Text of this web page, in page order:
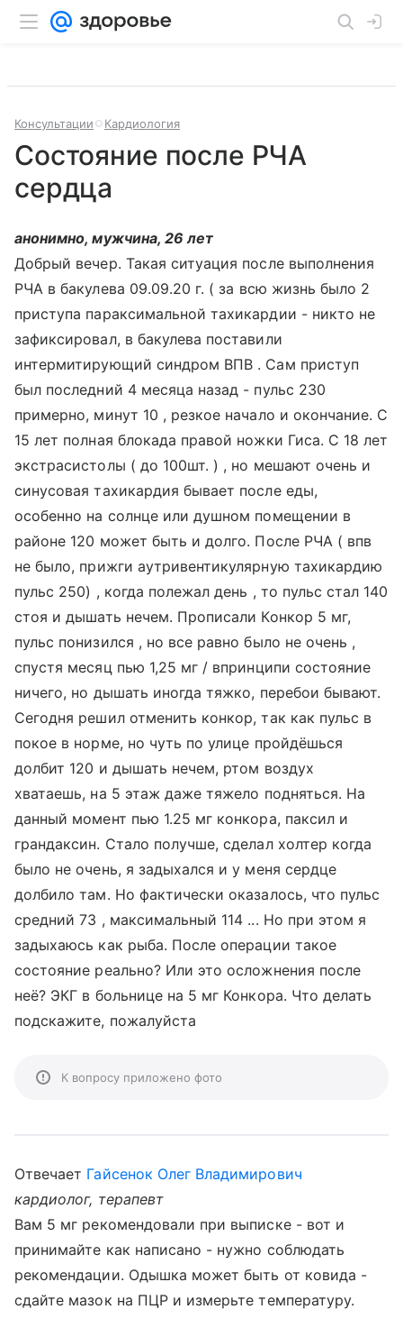
Консультации Кардиология
Состояние после РЧА
сердца
анонимно, мужчина, 26 лет
Добрый вечер. Такая ситуация после выполнения
РЧА в бакулева 09.09.20 г. ( за всю жизнь было 2
приступа параксимальной тахикардии - никто не
зафиксировал, в бакулева поставили
интермитирующий синдром ВПВ . Сам приступ
был последний 4 месяца назад - пульс 230
примерно, минут 10 , резкое начало и окончание. С
15 лет полная блокада правой ножки Гиса. С 18 лет
экстрасистолы ( до 100шт. ) , но мешают очень и
синусовая тахикардия бывает после еды,
особенно на солнце или душном помещении в
районе 120 может быть и долго. После РЧА ( впв
не было, прижги аутривентикулярную тахикардию
пульс 250) , когда полежал день , то пульс стал 140
стоя и дышать нечем. Прописали Конкор 5 мг,
пульс понизился , но все равно было не очень ,
спустя месяц пью 1,25 мг / впринципи состояние
ничего, но дышать иногда тяжко, перебои бывают.
Сегодня решил отменить конкор, так как пульс в
покое в норме, но чуть по улице пройдёшься
долбит 120 и дышать нечем, ртом воздух
хватаешь, на 5 этаж даже тяжело подняться. На
данный момент пью 1.25 мг конкора, паксил и
грандаксин. Стало получше, сделал холтер когда
было не очень, я задыхался и у меня сердце
долбило там. Но фактически оказалось, что пульс
средний 73 , максимальный 114 ... Но при этом я
задыхаюсь как рыба. После операции такое
состояние реально? Или это осложнения после
неё? ЭКГ в больнице на 5 мг Конкора. Что делать
подскажите, пожалуйста
К вопросу приложено фото
Отвечает Гайсенок Олег Владимирович
кардиолог, терапевт
Вам 5 мг рекомендовали при выписке - вот и
принимайте как написано - нужно соблюдать
рекомендации. Одышка может быть от ковида -
сдайте мазок на ПЦР и измерьте температуру.